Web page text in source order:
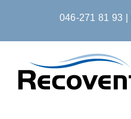
046-271 81 93